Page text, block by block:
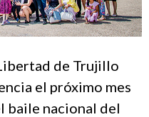
de Trujillo
el próximo mes
baile nacional del